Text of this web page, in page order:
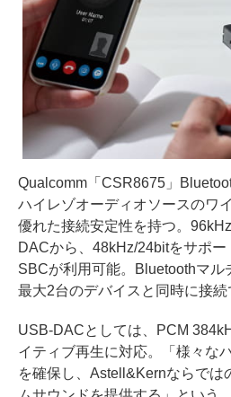
Qualcomm「CSR8675」
ハイレゾオーディオソースのワ
優れた接続安定性を持つ。
DACから、48kHz/24bitをサポー
SBCが利用可能。Bluetoothマル
最大2台のデバイスと同時に接続
USB-DACとしては、PCM
イティブ再生に対応。「様々な
を確保し、Astell&Kernならでは